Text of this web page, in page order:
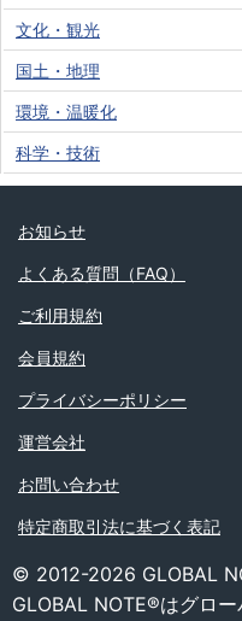
文化・観光
国土・地理
環境・温暖化
科学・技術
お知らせ
よくある質問（FAQ）
ご利用規約
会員規約
プライバシーポリシー
運営会社
お問い合わせ
特定商取引法に基づく表記
© 2012-2026 GLOBAL
GLOBAL NOTE®はグロ